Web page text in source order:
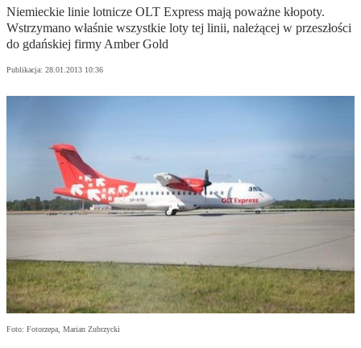
Niemieckie linie lotnicze OLT Express mają poważne kłopoty.
Wstrzymano właśnie wszystkie loty tej linii, należącej w przeszłości
do gdańskiej firmy Amber Gold
Publikacja: 28.01.2013 10:36
Foto: Fotorzepa, Marian Zubrzycki